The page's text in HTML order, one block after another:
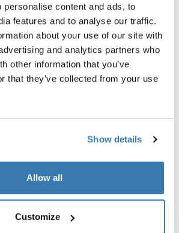
personalise content and ads, to
features and to analyse our traffic.
about your use of our site with
and analytics partners who
other information that you’ve
that they’ve collected from your use
Show details
Allow all
Customize
Toggle overview
des Produkts
features